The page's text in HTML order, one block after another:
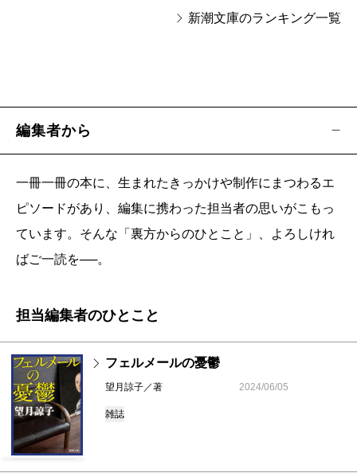
新潮文庫のランキング一覧
編集者から
一冊一冊の本に、生まれたきっかけや制作にまつわるエ
ピソードがあり、編集に携わった担当者の思いがこもっ
ています。そんな「裏方からのひとこと」、よろしけれ
ばご一読を──。
担当編集者のひとこと
フェルメールの憂鬱
望月諒子／著 2024/06/05
雑誌